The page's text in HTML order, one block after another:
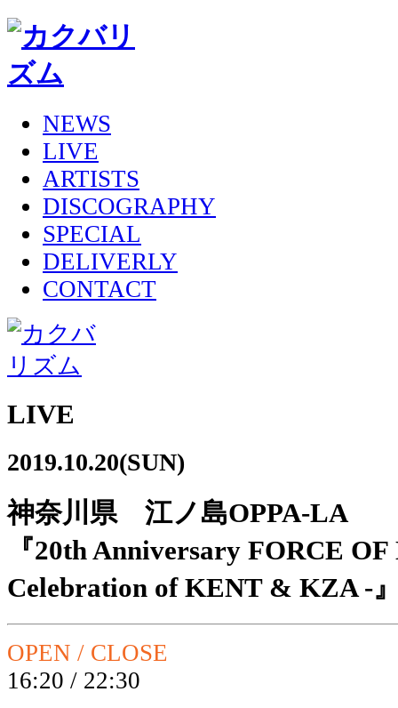
NEWS
LIVE
ARTISTS
DISCOGRAPHY
SPECIAL
DELIVERLY
CONTACT
LIVE
2019.10.20(SUN)
神奈川県 江ノ島OPPA-LA
『20th Anniversary FORCE
Celebration of KENT & KZA -
OPEN / CLOSE
16:20 / 22:30